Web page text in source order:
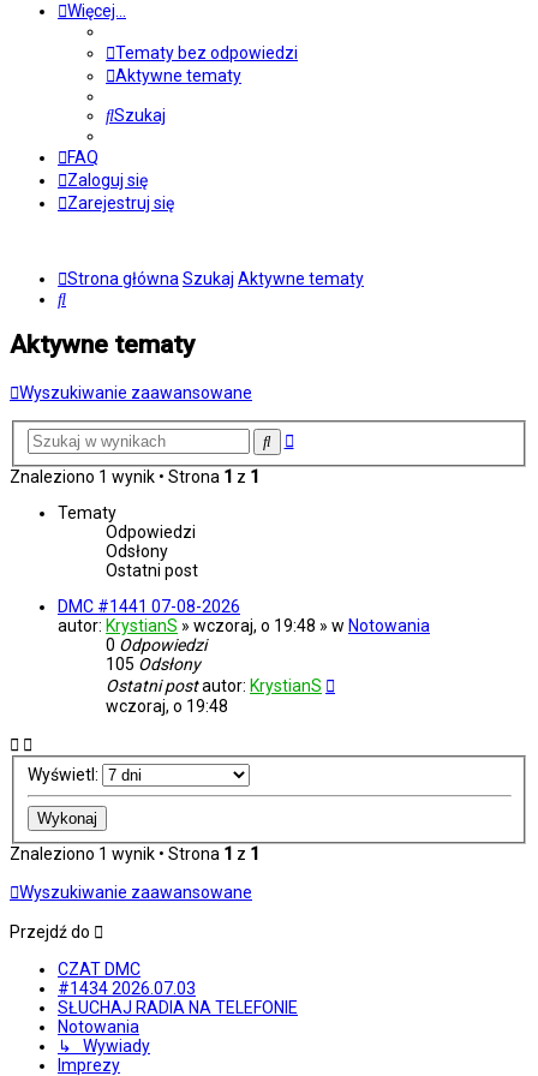
Więcej…
Tematy bez odpowiedzi
Aktywne tematy
Szukaj
FAQ
Zaloguj się
Zarejestruj się
Strona główna Szukaj Aktywne tematy
Szukaj
Aktywne tematy
Wyszukiwanie zaawansowane
SzukajWyszukiwanie
Znaleziono 1 wynik • Strona 1 z 1
Tematy
Odpowiedzi
Odsłony
Ostatni post
DMC #1441 07-08-2026
autor: KrystianS » wczoraj, o 19:48 » w Notowania
0 Odpowiedzi
105 Odsłony
Ostatni postautor: KrystianS
wczoraj, o 19:48
Wyświetl:
Znaleziono 1 wynik • Strona 1 z 1
Wyszukiwanie zaawansowane
Przejdź do
CZAT DMC
#1434 2026.07.03
SŁUCHAJ RADIA NA TELEFONIE
Notowania
↳ Wywiady
Imprezy